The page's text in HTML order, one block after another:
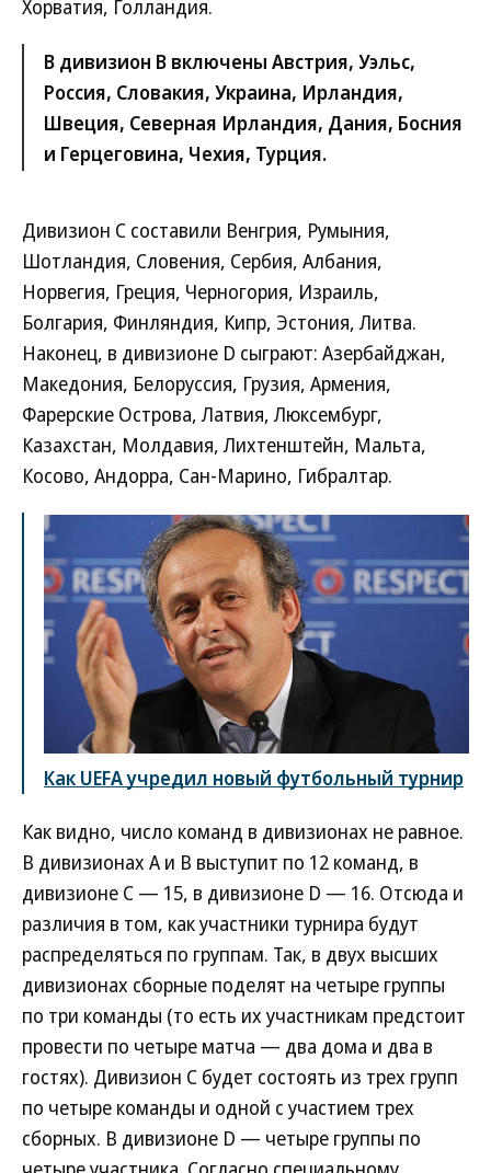
Хорватия, Голландия.
В дивизион В включены Австрия, Уэльс,
Россия, Словакия, Украина, Ирландия,
Швеция, Северная Ирландия, Дания, Босния
и Герцеговина, Чехия, Турция.
Дивизион C составили Венгрия, Румыния,
Шотландия, Словения, Сербия, Албания,
Норвегия, Греция, Черногория, Израиль,
Болгария, Финляндия, Кипр, Эстония, Литва.
Наконец, в дивизионе D сыграют: Азербайджан,
Македония, Белоруссия, Грузия, Армения,
Фарерские Острова, Латвия, Люксембург,
Казахстан, Молдавия, Лихтенштейн, Мальта,
Косово, Андорра, Сан-Марино, Гибралтар.
Как UEFA учредил новый футбольный турнир
Как видно, число команд в дивизионах не равное.
В дивизионах A и B выступит по 12 команд, в
дивизионе C — 15, в дивизионе D — 16. Отсюда и
различия в том, как участники турнира будут
распределяться по группам. Так, в двух высших
дивизионах сборные поделят на четыре группы
по три команды (то есть их участникам предстоит
провести по четыре матча — два дома и два в
гостях). Дивизион С будет состоять из трех групп
по четыре команды и одной с участием трех
сборных. В дивизионе D — четыре группы по